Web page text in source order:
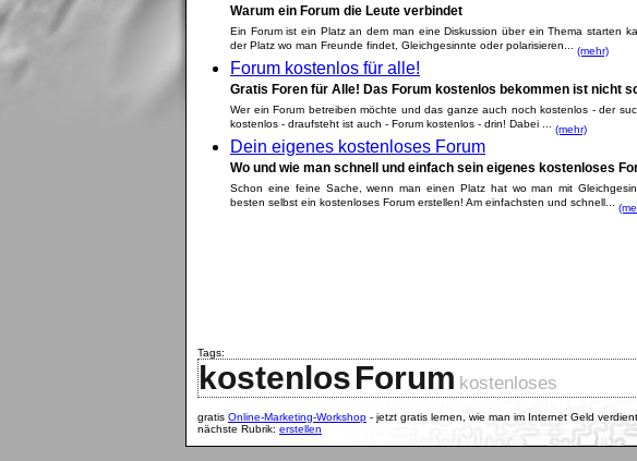
Warum ein Forum die Leute verbindet
Ein Forum ist ein Platz an dem man eine Diskussion über ein Thema starten
der Platz wo man Freunde findet, Gleichgesinnte oder polarisieren... (mehr)
Forum kostenlos für alle!
Gratis Foren für Alle! Das Forum kostenlos bekommen ist nicht
Wer ein Forum betreiben möchte und das ganze auch noch kostenlos - der
kostenlos - draufsteht ist auch - Forum kostenlos - drin! Dabei ... (mehr)
Dein eigenes kostenloses Forum
Wo und wie man schnell und einfach sein eigenes kostenloses
Schon eine feine Sache, wenn man einen Platz hat wo man mit
besten selbst ein kostenloses Forum erstellen! Am einfachsten und schnell...
Tags:
kostenlosForum kostenloses
gratis Online-Marketing-Workshop - jetzt gratis lernen, wie man im Internet Geld
nächste Rubrik: erstellen